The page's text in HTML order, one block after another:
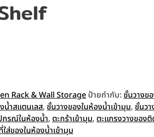
Rack & Wall Storage ป้ายกำกับ:ชั้นวางข
น้ำสแตนเลส, ชั้นวางของในห้องน้ำเข้ามุม, ชั้นวา
กรณ์ในห้องน้ำ, ตะกร้าเข้ามุม, ตะแกรงวางของ
ใส่ของในห้องน้ำเข้ามุม